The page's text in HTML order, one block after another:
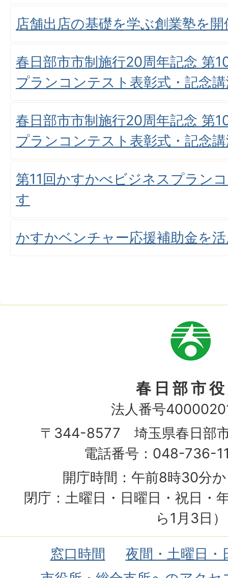
店舗出店の基礎を学ぶ創業塾を
春日部市市制施行20周年記念 第
プランコンテスト表彰式・記念
春日部市市制施行20周年記念 第
プランコンテスト表彰式・記念
第11回かすかべビジネスプラン
す
かすかベンチャー応援補助金を
市
章
春日部市
法人番号
〒344-8577 埼玉県春日部
電話番号：048-736-
開庁時間：午前8時30分
閉庁：土曜日・日曜日・祝日・
ら1月3日）
窓口時間
夜間・土曜日・